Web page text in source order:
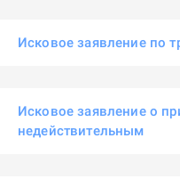
Исковое заявление по
Исковое заявление о
недействительным